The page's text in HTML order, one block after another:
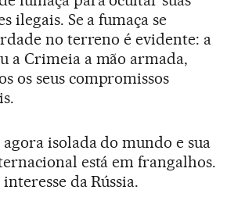
ilegais. Se a fumaça se
no terreno é evidente: a
a Crimeia a mão armada,
os seus compromissos
agora isolada do mundo e sua
está em frangalhos.
da Rússia.